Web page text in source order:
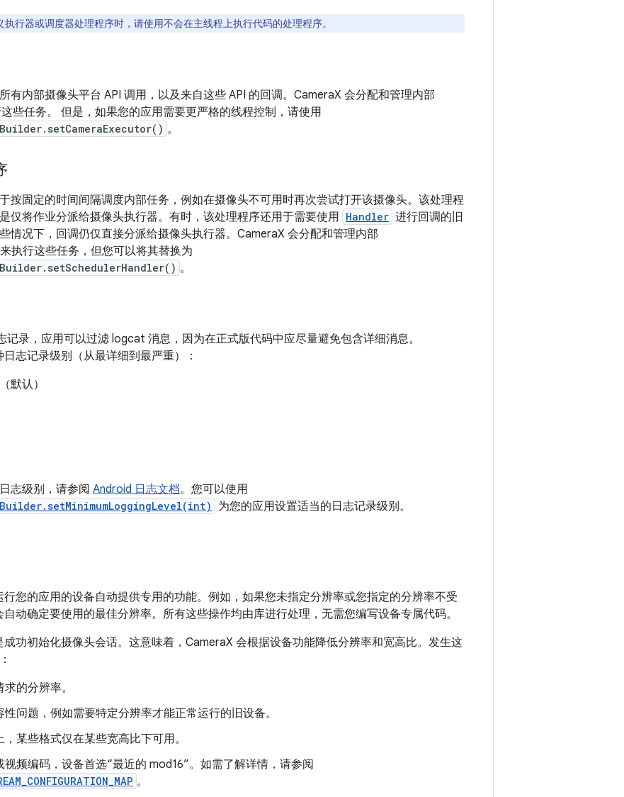
执行器或调度器处理程序时，请使用不会在主线程上执行代码的处理程序。
有内部摄像头平台 API 调用，以及来自这些 API 的回调。CameraX 会分配和管理内部
些任务。 但是，如果您的应用需要更严格的线程控制，请使用
。
按固定的时间间隔调度内部任务，例如在摄像头不可用时再次尝试打开该摄像头。该处理程
仅将作业分派给摄像头执行器。有时，该处理程序还用于需要使用 Handler 进行回调的旧
情况下，回调仍仅直接分派给摄像头执行器。CameraX 会分配和管理内部
来执行这些任务，但您可以将其替换为
。
记录，应用可以过滤 logcat 消息，因为在正式版代码中应尽量避免包含详细消息。
志记录级别（从最详细到最严重）：
（默认）
志级别，请参阅 Android 日志文档。您可以使用
为您的应用设置适当的日志记录级别。
行您的应用的设备自动提供专用的功能。例如，如果您未指定分辨率或您指定的分辨率不受
动确定要使用的最佳分辨率。所有这些操作均由库进行处理，无需您编写设备专属代码。
成功初始化摄像头会话。这意味着，CameraX 会根据设备功能降低分辨率和宽高比。发生这
的分辨率。
问题，例如需要特定分辨率才能正常运行的旧设备。
某些格式仅在某些宽高比下可用。
视频编码，设备首选“最近的 mod16”。如需了解详情，请参阅
。